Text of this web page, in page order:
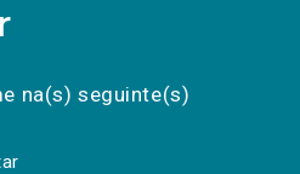
na(s) seguinte(s)